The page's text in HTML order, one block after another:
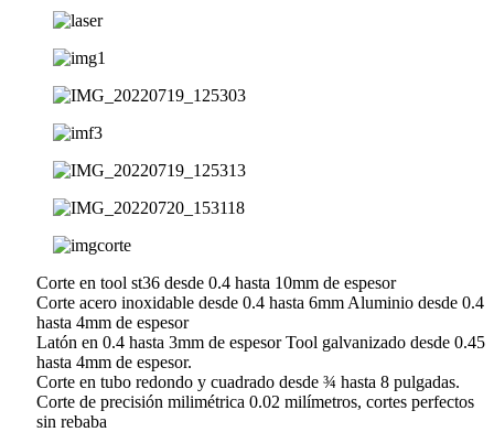
Corte en tool st36 desde 0.4 hasta 10mm de espesor
Corte acero inoxidable desde 0.4 hasta 6mm Aluminio desde 0.4
hasta 4mm de espesor
Latón en 0.4 hasta 3mm de espesor Tool galvanizado desde 0.45
hasta 4mm de espesor.
Corte en tubo redondo y cuadrado desde ¾ hasta 8 pulgadas.
Corte de precisión milimétrica 0.02 milímetros, cortes perfectos
sin rebaba